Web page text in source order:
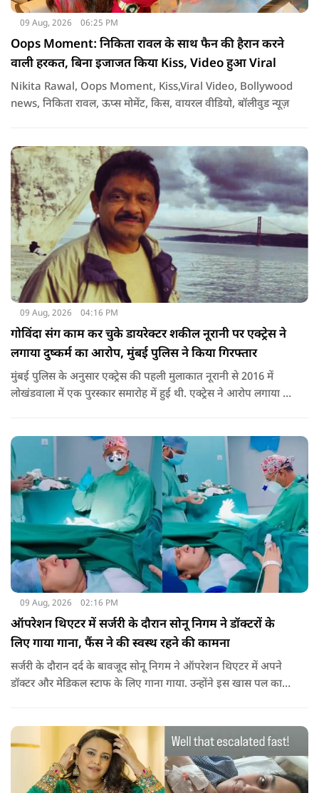
09 Aug, 2026 06:25 PM
Oops Moment: निकिता रावल के साथ फैन की हैरान करने
वाली हरकत, बिना इजाजत किया Kiss, Video हुआ Viral
Nikita Rawal, Oops Moment, Kiss,Viral Video, Bollywood
news, निकिता रावल, ऊप्स मोमेंट, किस, वायरल वीडियो, बॉलीवुड न्यूज़
09 Aug, 2026 04:16 PM
गोविंदा संग काम कर चुके डायरेक्टर शकील नूरानी पर एक्ट्रेस ने
लगाया दुष्कर्म का आरोप, मुंबई पुलिस ने किया गिरफ्तार
मुंबई पुलिस के अनुसार एक्ट्रेस की पहली मुलाकात नूरानी से 2016 में
लोखंडवाला में एक पुरस्कार समारोह में हुई थी. एक्ट्रेस ने आरोप लगाया कि
करने को कहा था.
09 Aug, 2026 02:16 PM
ऑपरेशन थिएटर में सर्जरी के दौरान सोनू निगम ने डॉक्टरों के
लिए गाया गाना, फैंस ने की स्वस्थ रहने की कामना
सर्जरी के दौरान दर्द के बावजूद सोनू निगम ने ऑपरेशन थिएटर में अपने
डॉक्टर और मेडिकल स्टाफ के लिए गाना गाया. उन्होंने इस खास पल का